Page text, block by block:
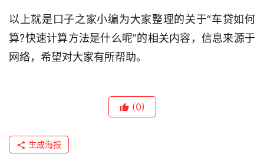
贷
款
攻
略
以上就是口子之家小编为大家整理的关于“车贷如何
算?快速计算方法是什么呢”的相关内容，信息来源于
网络，希望对大家有所帮助。
(0)
生成海报